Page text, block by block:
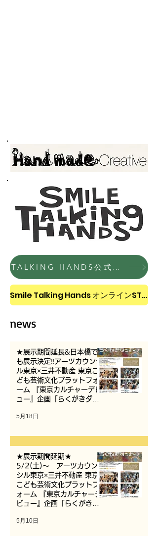
TALKING HANDS公式サイトでも販売中
Smile Talking Hands オンラインSTORE
news
★展示期間延長&日本橋で
も展示決定‼️アーツカウンシ
ル東京×三井不動産 東京こ
ども芸術文化プラットフォ
ーム 『東京カルチャーデビ
ュー』企画「らくがきダン
5月18日
★展示期間延期★
5/2(土)〜 アーツカウン
シル東京×三井不動産 東京
こども芸術文化プラットフ
ォーム 『東京カルチャーデ
ビュー』企画「らくがきダ
5月10日